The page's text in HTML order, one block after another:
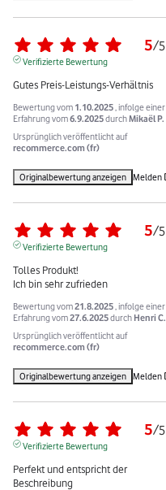
5/5
Verifizierte Bewertung
Gutes Preis-Leistungs-Verhältnis
Bewertung vom 1.10.2025 , infolge einer
Erfahrung vom6.9.2025durchMikaël P.
Ursprünglich veröffentlicht auf
recommerce.com (fr)
Originalbewertung anzeigen Melden
5/5
Verifizierte Bewertung
Tolles Produkt!
Ich bin sehr zufrieden
Bewertung vom21.8.2025 , infolge einer
Erfahrung vom27.6.2025durch Henri C.
Ursprünglich veröffentlicht auf
recommerce.com (fr)
Originalbewertung anzeigen Melden
5/5
Verifizierte Bewertung
Perfekt und entspricht der
Beschreibung